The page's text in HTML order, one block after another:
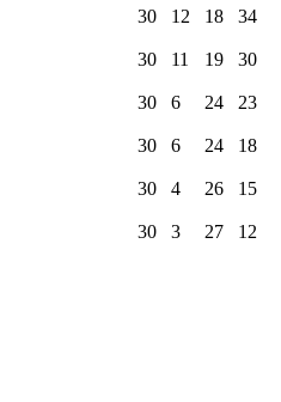
30 12 18 34
30 11 19 30
30 6 24 23
30 6 24 18
30 4 26 15
30 3 27 12